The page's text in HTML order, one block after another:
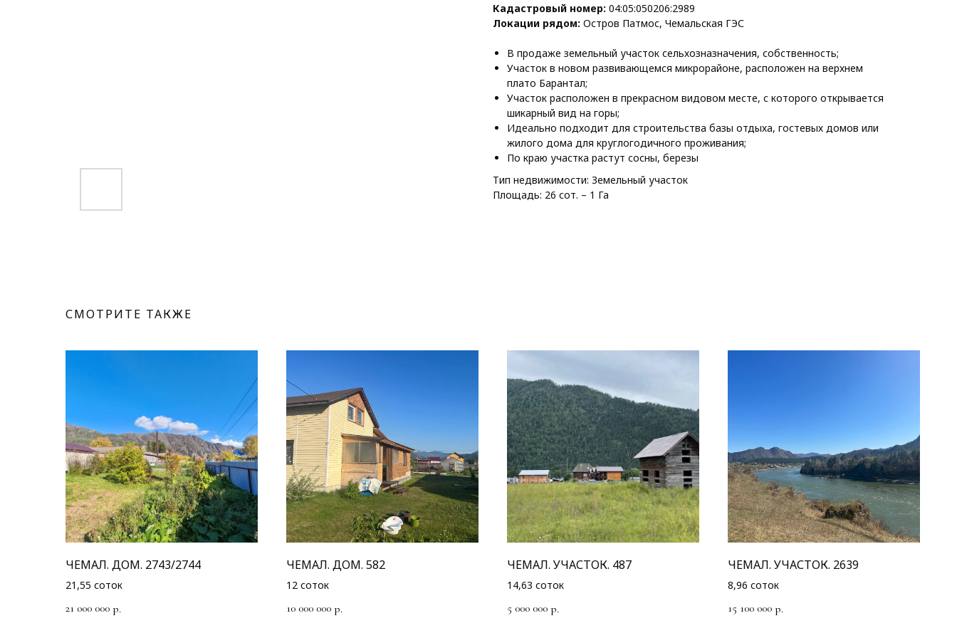
Кадастровый номер: 04:05:050206:2989
Локации рядом: Остров Патмос, Чемальская ГЭС
В продаже земельный участок сельхозназначения, собственность;
Участок в новом развивающемся микрорайоне, расположен на верхнем
плато Барантал;
Участок расположен в прекрасном видовом месте, с которого открывается
шикарный вид на горы;
Идеально подходит для строительства базы отдыха, гостевых домов или
жилого дома для круглогодичного проживания;
По краю участка растут сосны, березы
Тип недвижимости: Земельный участок
Площадь: 26 сот. – 1 Га
СМОТРИТЕ ТАКЖЕ
ЧЕМАЛ. ДОМ. 2743/2744
21,55 соток
21 000 000 р.
ЧЕМАЛ. ДОМ. 582
12 соток
10 000 000 р.
ЧЕМАЛ. УЧАСТОК. 487
14,63 соток
5 000 000 р.
ЧЕМАЛ. УЧАСТОК. 2639
8,96 соток
15 100 000 р.